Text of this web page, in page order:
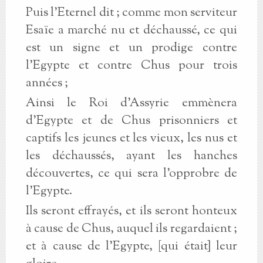
Puis l’Eternel dit ; comme mon serviteur
Esaïe a marché nu et déchaussé, ce qui
est un signe et un prodige contre
l’Egypte et contre Chus pour trois
années ;
Ainsi le Roi d’Assyrie emmènera
d’Egypte et de Chus prisonniers et
captifs les jeunes et les vieux, les nus et
les déchaussés, ayant les hanches
découvertes, ce qui sera l’opprobre de
l’Egypte.
Ils seront effrayés, et ils seront honteux
à cause de Chus, auquel ils regardaient ;
et à cause de l’Egypte, [qui était] leur